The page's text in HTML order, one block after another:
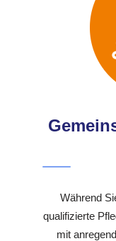
Während
qualifizierte
mit